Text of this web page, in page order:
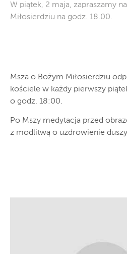
W piątek, 2 maja, zapraszamy
Miłosierdziu na godz. 18.00.
Msza o Bożym Miłosierdziu
kościele w każdy pierwszy
o godz. 18:00.
Po Mszy medytacja przed
z modlitwą o uzdrowienie duszy